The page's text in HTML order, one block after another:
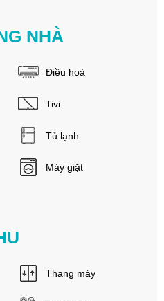
NHÀ
Điều hoà
Tivi
Tủ lạnh
Máy giặt
Thang máy